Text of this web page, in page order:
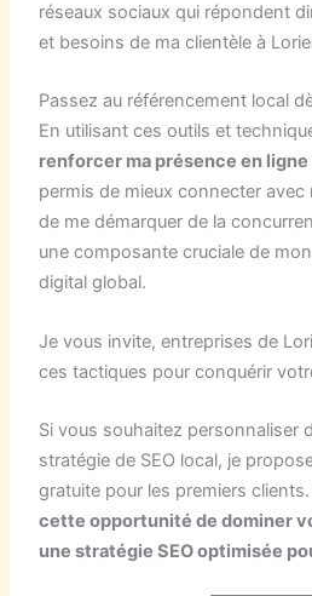
réseaux sociaux qui répondent
et besoins de ma clientèle à
Passez au référencement local
En utilisant ces outils et
renforcer ma présence en ligne
permis de mieux connecter avec
de me démarquer de la
une composante cruciale de
digital global.
Je vous invite, entreprises de
ces tactiques pour conquérir
Si vous souhaitez personnaliser
stratégie de SEO local, je
gratuite pour les premiers clients.
cette opportunité de dominer
une stratégie SEO optimisée